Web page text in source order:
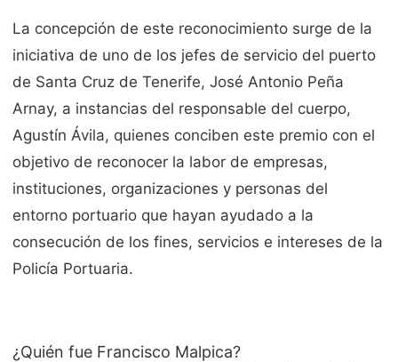
La concepción de este reconocimiento surge de la
iniciativa de uno de los jefes de servicio del puerto
de Santa Cruz de Tenerife, José Antonio Peña
Arnay, a instancias del responsable del cuerpo,
Agustín Ávila, quienes conciben este premio con el
objetivo de reconocer la labor de empresas,
instituciones, organizaciones y personas del
entorno portuario que hayan ayudado a la
consecución de los fines, servicios e intereses de la
Policía Portuaria.
¿Quién fue Francisco Malpica?